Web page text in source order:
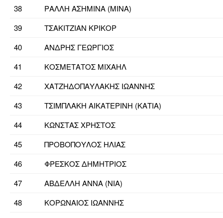
38
ΡΑΛΛΗ ΑΣΗΜΙΝΑ (ΜΙΝΑ)
39
ΤΣΑΚΙΤΖΙΑΝ ΚΡΙΚΟΡ
40
ΑΝΔΡΗΣ ΓΕΩΡΓΙΟΣ
41
ΚΟΣΜΕΤΑΤΟΣ ΜΙΧΑΗΛ
42
ΧΑΤΖΗΔΟΠΑΥΛΑΚΗΣ ΙΩΑΝΝΗΣ
43
ΤΣΙΜΠΛΑΚΗ ΑΙΚΑΤΕΡΙΝΗ (ΚΑΤΙΑ)
44
ΚΩΝΣΤΑΣ ΧΡΗΣΤΟΣ
45
ΠΡΟΒΟΠΟΥΛΟΣ ΗΛΙΑΣ
46
ΦΡΕΣΚΟΣ ΔΗΜΗΤΡΙΟΣ
47
ΑΒΔΕΛΛΗ ΑΝΝΑ (ΝΙΑ)
48
ΚΟΡΩΝΑΙΟΣ ΙΩΑΝΝΗΣ